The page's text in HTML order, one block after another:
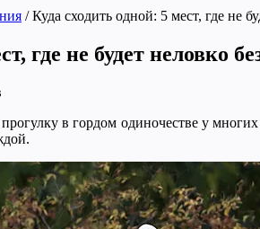
/ Куда сходить одной: 5 мест, где не
где не будет неловко
в гордом одиночестве у